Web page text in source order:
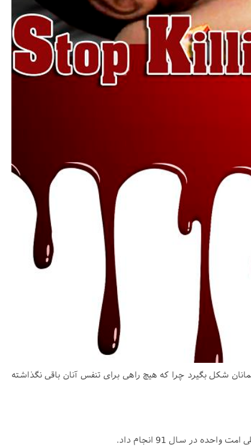
شکل بگیرد چرا که هیچ راهی برای تنفس آنان باقی نگذاشته